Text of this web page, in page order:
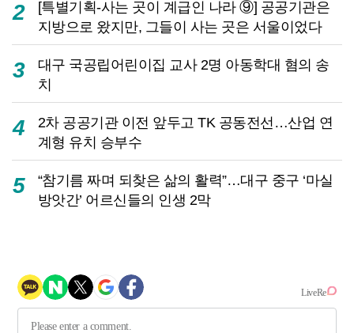
2
[특별기획-사는 곳이 계급인 나라 ⑨] 공공기관은
지방으로 왔지만, 그들이 사는 곳은 서울이었다
3
대구 국공립어린이집 교사 2명 아동학대 혐의 송
치
4
2차 공공기관 이전 앞두고 TK 공동전선…산업 연
계형 유치 승부수
5
“참기름 짜며 되찾은 삶의 활력”…대구 중구 ‘마실
방앗간’ 어르신들의 인생 2막